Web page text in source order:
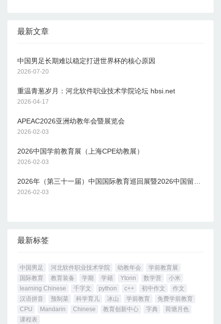
最新文章
中国男足长期难以稳定打进世界杯的核心原因
2026-07-20
重温青葱岁月：河北软件职业技术学院论坛 hbsi.net
2026-04-17
APEAC2026亚洲幼教年会暨展览会
2026-02-03
2026中国学前教育展（上海CPE幼教展）
2026-02-03
2026-02-03
最新标签
中国男足 河北软件职业技术学院 幼教年会
学前教育展
国际教育
教育装备 学期 学籍 Ytonn 数学营
小米
learning Chinese
千字文 python c++ 初中作文
作文
汉语拼音
预制菜 科学育儿 冰山 学前教育
免费学前教育
CPU
Mandarin Chinese 教育创新中心 字典
荷塘月色
课程表